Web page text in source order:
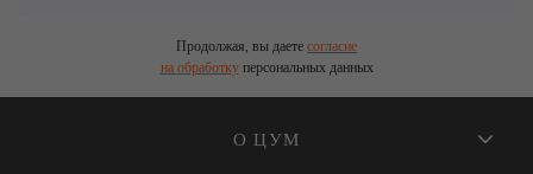
Продолжая, вы даете согласие
на обработку персональных данных
О ЦУМ